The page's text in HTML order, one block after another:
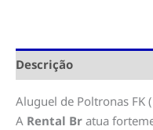
Descrição
Aluguel de Poltronas FK
A Rental Br atua